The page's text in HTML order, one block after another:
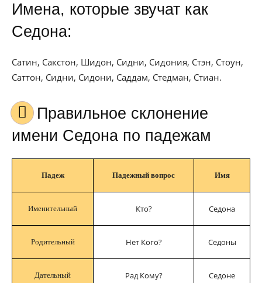
Имена, которые звучат как
Седона:
Сатин, Сакстон, Шидон, Сидни, Сидония, Стэн, Стоун,
Саттон, Сидни, Сидони, Саддам, Стедман, Стиан.
Правильное склонение
имени Седона по падежам
Падеж Падежный вопрос Имя
Именительный Кто? Седона
Родительный Нет Кого? Седоны
Дательный Рад Кому? Седоне